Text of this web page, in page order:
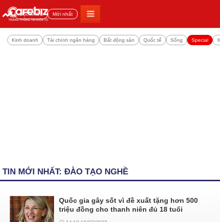
Đọc nhiều Mới nhất
Kinh doanh Tài chính ngân hàng Bất động sản Quốc tế Sống Special
TIN MỚI NHẤT: ĐÀO TẠO NGHỀ
Quốc gia gây sốt vì đề xuất tặng hơn 500
triệu đồng cho thanh niên đủ 18 tuổi